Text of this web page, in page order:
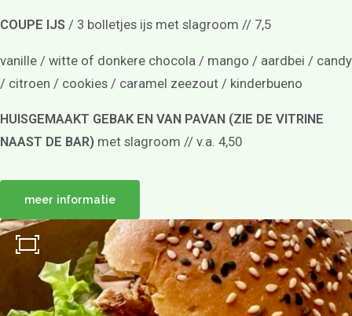
Actueel
NL
COUPE IJS / 3 bolletjes ijs met slagroom // 7,5
vanille / witte of donkere chocola / mango / aardbei / candy
/ citroen / cookies / caramel zeezout / kinderbueno
HUISGEMAAKT GEBAK EN VAN PAVAN (ZIE DE VITRINE
NAAST DE BAR) met slagroom // v.a. 4,50
meer informatie